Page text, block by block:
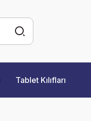
Tablet Kılıfları